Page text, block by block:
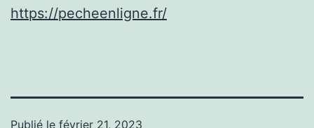
https://pecheenligne.fr/
Publié le février 21, 2023